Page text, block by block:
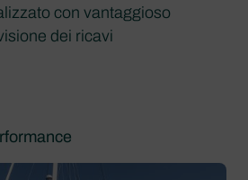
con vantaggioso
dei ricavi